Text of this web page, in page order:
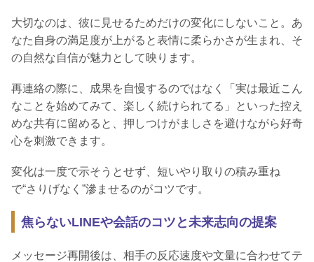
大切なのは、彼に見せるためだけの変化にしないこと。あ
なた自身の満足度が上がると表情に柔らかさが生まれ、そ
の自然な自信が魅力として映ります。
再連絡の際に、成果を自慢するのではなく「実は最近こん
なことを始めてみて、楽しく続けられてる」といった控え
めな共有に留めると、押しつけがましさを避けながら好奇
心を刺激できます。
変化は一度で示そうとせず、短いやり取りの積み重ね
で“さりげなく”滲ませるのがコツです。
焦らないLINEや会話のコツと未来志向の提案
メッセージ再開後は、相手の反応速度や文量に合わせてテ